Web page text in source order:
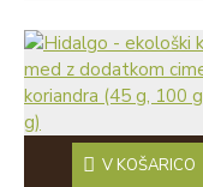
V KOŠARICO